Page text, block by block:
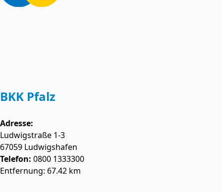
BKK Pfalz
Adresse:
Ludwigstraße 1-3
67059 Ludwigshafen
Telefon: 0800 1333300
Entfernung: 67.42 km